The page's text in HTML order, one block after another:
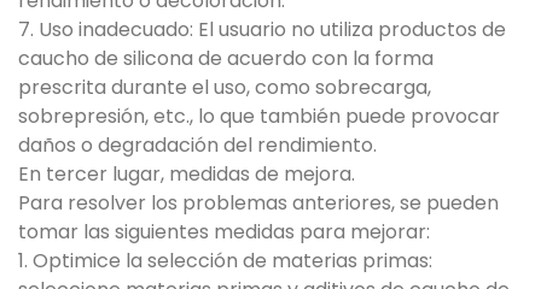
7. Uso inadecuado: El usuario no utiliza productos de
caucho de silicona de acuerdo con la forma
prescrita durante el uso, como sobrecarga,
sobrepresión, etc., lo que también puede provocar
daños o degradación del rendimiento.
En tercer lugar, medidas de mejora.
Para resolver los problemas anteriores, se pueden
tomar las siguientes medidas para mejorar:
1. Optimice la selección de materias primas: